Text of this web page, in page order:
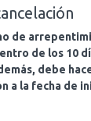
de
de los 10
debe
a la fecha de